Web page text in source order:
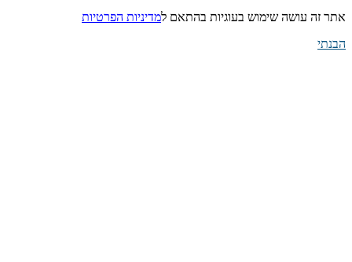
אתר זה עושה שימוש בעוגיות בהתאם למדיניות הפרטיות
הבנתי